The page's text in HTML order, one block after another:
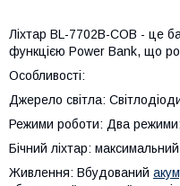
Ліхтар BL-7702B-COB - це
функцією Power Bank, що
Особливості:
Джерело світла:
Режими роботи: Два режими:
Бічний ліхтар:
Живлення: Вбудований